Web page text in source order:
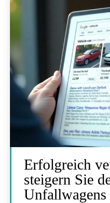
Erfolgreich
steigern Sie
Unfallwagens